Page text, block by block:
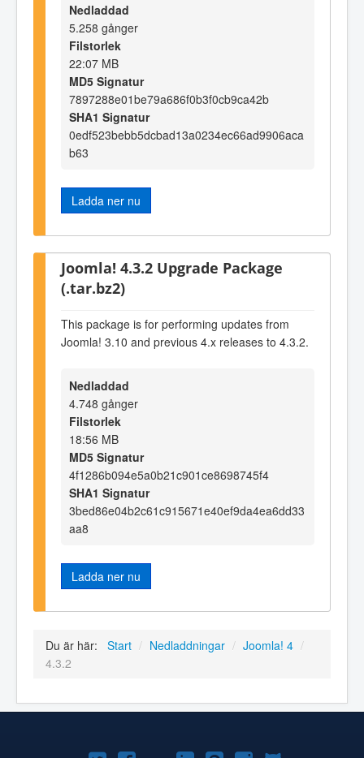
Nedladdad
5.258 gånger
Filstorlek
22:07 MB
MD5 Signatur
7897288e01be79a686f0b3f0cb9ca42b
SHA1 Signatur
0edf523bebb5dcbad13a0234ec66ad9906aca
b63
Ladda ner nu
Joomla! 4.3.2 Upgrade Package
(.tar.bz2)
This package is for performing updates from
Joomla! 3.10 and previous 4.x releases to 4.3.2.
Nedladdad
4.748 gånger
Filstorlek
18:56 MB
MD5 Signatur
4f1286b094e5a0b21c901ce8698745f4
SHA1 Signatur
3bed86e04b2c61c915671e40ef9da4ea6dd33
aa8
Ladda ner nu
Du är här: Start / Nedladdningar / Joomla! 4 /
4.3.2